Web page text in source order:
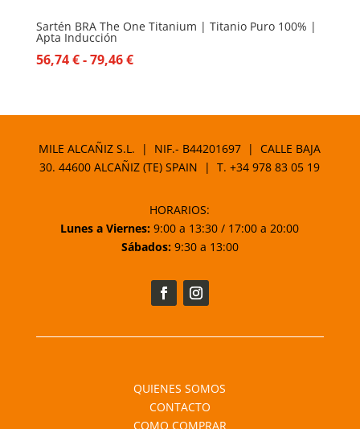
Sartén BRA The One Titanium | Titanio Puro 100% |
Apta Inducción
56,74€-79,46€Rango
56,74 €
hasta
MILE ALCAÑIZ S.L. | NIF.- B44201697 | CALLE BAJA
30. 44600 ALCAÑIZ (TE) SPAIN | T.+34 978 83 05 19
HORARIOS:
Lunes a Viernes: 9:00 a 13:30 / 17:00 a 20:00
Sábados:9:30 a 13:00
QUIENES SOMOS
CONTACTO
COMO COMPRAR